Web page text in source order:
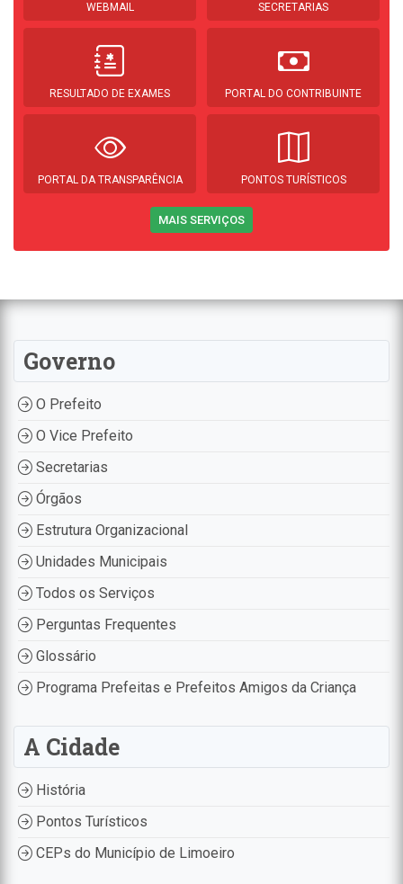
WEBMAIL SECRETARIAS
RESULTADO DE EXAMES PORTAL DO CONTRIBUINTE
PORTAL DA TRANSPARÊNCIA PONTOS TURÍSTICOS
MAIS SERVIÇOS
Governo
O Prefeito
O Vice Prefeito
Secretarias
Órgãos
Estrutura Organizacional
Unidades Municipais
Todos os Serviços
Perguntas Frequentes
Glossário
Programa Prefeitas e Prefeitos Amigos da Criança
A Cidade
História
Pontos Turísticos
CEPs do Município de Limoeiro